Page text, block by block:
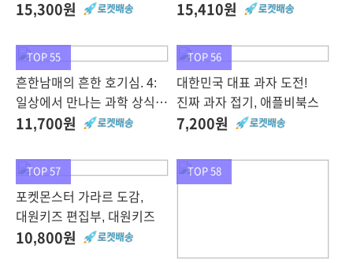
애플비
15,300원
삼성출판사
15,410원
TOP 55
흔한남매의 흔한 호기심. 4:
일상에서 만나는 과학 상식,
미래엔아이세움, 안치현
11,700원
TOP 56
대한민국 대표 과자 도전!
진짜 과자 접기, 애플비북스
7,200원
TOP 57
포켓몬스터 가라르 도감,
대원키즈 편집부, 대원키즈
10,800원
TOP 58